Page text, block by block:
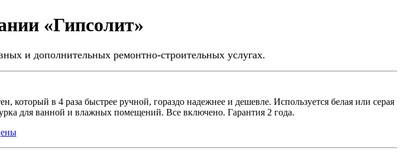
«Гипсолит»
и дополнительных ремонтно-строительных услугах.
в 4 раза быстрее ручной, гораздо надежнее и дешевле. Используется белая или серая
для ванной и влажных помещений. Все включено. Гарантия 2 года.